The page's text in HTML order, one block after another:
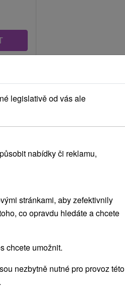
pod
legislativě od vás ale
nabídky či reklamu,
stránkami, aby zefektivnily
co opravdu hledáte a chcete
chcete umožnit.
nezbytně nutné pro provoz této